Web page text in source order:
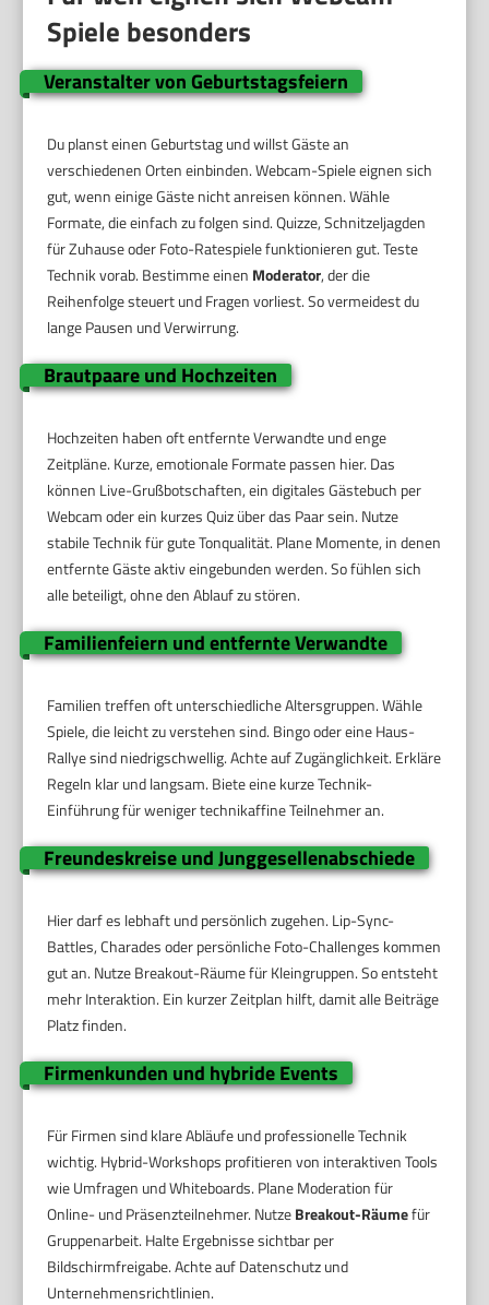
Spiele besonders
Veranstalter von Geburtstagsfeiern
Du planst einen Geburtstag und willst Gäste an
verschiedenen Orten einbinden. Webcam-Spiele eignen sich
gut, wenn einige Gäste nicht anreisen können. Wähle
Formate, die einfach zu folgen sind. Quizze, Schnitzeljagden
für Zuhause oder Foto-Ratespiele funktionieren gut. Teste
Technik vorab. Bestimme einen Moderator, der die
Reihenfolge steuert und Fragen vorliest. So vermeidest du
lange Pausen und Verwirrung.
Brautpaare und Hochzeiten
Hochzeiten haben oft entfernte Verwandte und enge
Zeitpläne. Kurze, emotionale Formate passen hier. Das
können Live-Grußbotschaften, ein digitales Gästebuch per
Webcam oder ein kurzes Quiz über das Paar sein. Nutze
stabile Technik für gute Tonqualität. Plane Momente, in denen
entfernte Gäste aktiv eingebunden werden. So fühlen sich
alle beteiligt, ohne den Ablauf zu stören.
Familienfeiern und entfernte Verwandte
Familien treffen oft unterschiedliche Altersgruppen. Wähle
Spiele, die leicht zu verstehen sind. Bingo oder eine Haus-
Rallye sind niedrigschwellig. Achte auf Zugänglichkeit. Erkläre
Regeln klar und langsam. Biete eine kurze Technik-
Einführung für weniger technikaffine Teilnehmer an.
Freundeskreise und Junggesellenabschiede
Hier darf es lebhaft und persönlich zugehen. Lip-Sync-
Battles, Charades oder persönliche Foto-Challenges kommen
gut an. Nutze Breakout-Räume für Kleingruppen. So entsteht
mehr Interaktion. Ein kurzer Zeitplan hilft, damit alle Beiträge
Platz finden.
Firmenkunden und hybride Events
Für Firmen sind klare Abläufe und professionelle Technik
wichtig. Hybrid-Workshops profitieren von interaktiven Tools
wie Umfragen und Whiteboards. Plane Moderation für
Online- und Präsenzteilnehmer. NutzeBreakout-Räumefür
Gruppenarbeit. Halte Ergebnisse sichtbar per
Bildschirmfreigabe. Achte auf Datenschutz und
Unternehmensrichtlinien.